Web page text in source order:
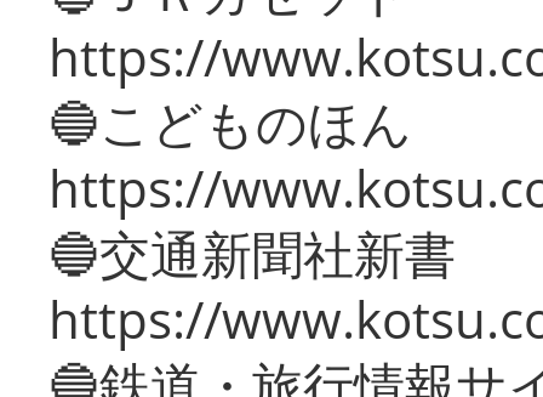
https://
🔵こどものほん
https://
🔵交通新聞社新書
https://